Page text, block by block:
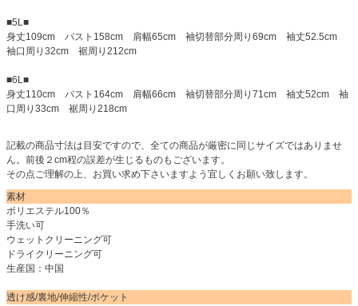
■5L■
身丈109cm バスト158cm 肩幅65cm 袖切替部分周り69cm 袖丈52.5cm
袖口周り32cm 裾周り212cm
■6L■
身丈110cm バスト164cm 肩幅66cm 袖切替部分周り71cm 袖丈52cm 袖
口周り33cm 裾周り218cm
記載の商品寸法は目安ですので、全ての商品が厳密に同じサイズではありませ
ん。前後２cm程の誤差が生じるものもございます。
その点ご理解の上、お買い求め下さいますよう宜しくお願い致します。
素材
ポリエステル100％
手洗い可
ウェットクリーニング可
ドライクリーニング可
生産国：中国
透け感/裏地/伸縮性/ポケット